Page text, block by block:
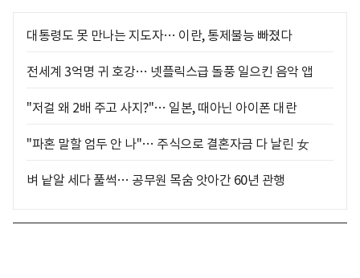
대통령도 못 만나는 지도자… 이란, 통제불능 빠졌다
전세계 3억명 귀 호강… 넷플릭스급 돌풍 일으킨 음악 앱
"저걸 왜 2배 주고 사지?"… 일본, 때아닌 아이폰 대란
"파혼 말할 엄두 안 나"… 주식으로 결혼자금 다 날린 女
벼 낱알 세다 풀썩… 공무원 목숨 앗아간 60년 관행